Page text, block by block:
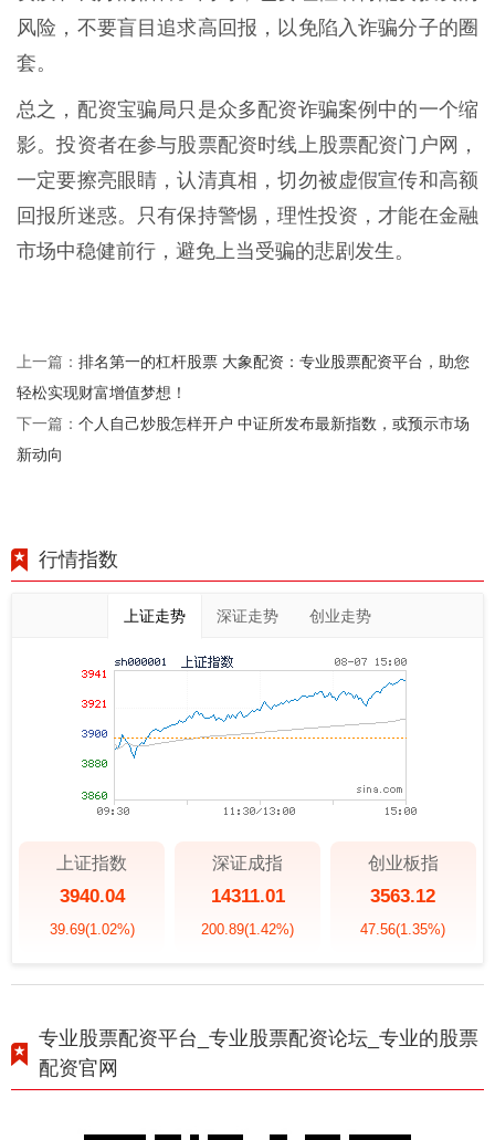
风险，不要盲目追求高回报，以免陷入诈骗分子的圈
套。
总之，配资宝骗局只是众多配资诈骗案例中的一个缩
影。投资者在参与股票配资时线上股票配资门户网，
一定要擦亮眼睛，认清真相，切勿被虚假宣传和高额
回报所迷惑。只有保持警惕，理性投资，才能在金融
市场中稳健前行，避免上当受骗的悲剧发生。
上一篇： 排名第一的杠杆股票 大象配资：专业股票配资平台，助您
轻松实现财富增值梦想！
下一篇： 个人自己炒股怎样开户 中证所发布最新指数，或预示市场
新动向
行情指数
上证走势 深证走势 创业走势
上证指数
3940.04
39.69(1.02%)
深证成指
14311.01
200.89(1.42%)
创业板指
3563.12
47.56(1.35%)
专业股票配资平台_专业股票配资论坛_专业的股票
配资官网